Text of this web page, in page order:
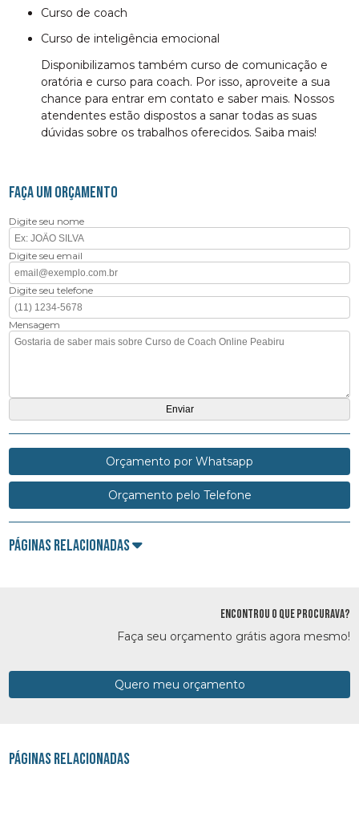
curso de coach
curso de inteligência emocional
Disponibilizamos também curso de comunicação e
oratória e curso para coach. Por isso, aproveite a sua
chance para entrar em contato e saber mais. Nossos
atendentes estão dispostos a sanar todas as suas
dúvidas sobre os trabalhos oferecidos. Saiba mais!
FAÇA UM ORÇAMENTO
Digite seu nome
Digite seu email
Digite seu telefone
Mensagem
Orçamento por Whatsapp
Orçamento pelo Telefone
Páginas Relacionadas
ENCONTROU O QUE PROCURAVA?
Faça seu orçamento grátis agora mesmo!
Quero meu orçamento
Páginas Relacionadas